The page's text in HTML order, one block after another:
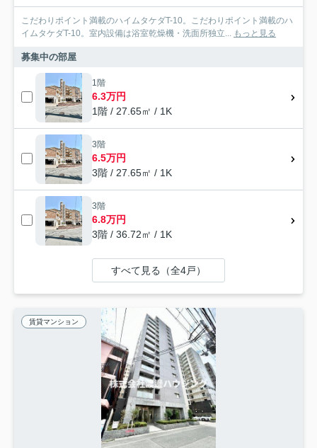
こだわりポイント満載のハイムタケダT-10。こだわりポイント満載のハ
イムタケダT-10。室内設備は浴室乾燥機・洗面所独立...
もっと見る
募集中の部屋
1階
6.3万円
1階 / 27.65㎡ / 1K
3階
6.5万円
3階 / 27.65㎡ / 1K
3階
6.8万円
3階 / 36.72㎡ / 1K
すべて見る（全4戸）
賃貸マンション